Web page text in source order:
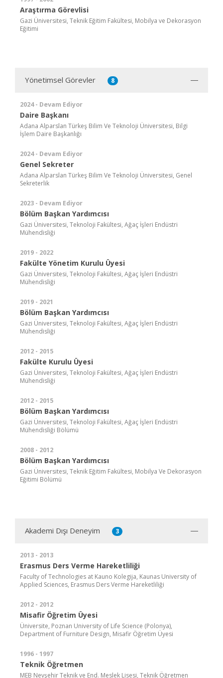
Araştırma Görevlisi
Gazi Üniversitesi, Teknik Eğitim Fakültesi, Mobilya ve Dekorasyon
Eğitimi
Yönetimsel Görevler 8
2024 - Devam Ediyor
Daire Başkanı
Adana Alparslan Türkeş Bilim Ve Teknoloji Üniversitesi, Bilgi
İşlem Daire Başkanlığı
2024 - Devam Ediyor
Genel Sekreter
Adana Alparslan Türkeş Bilim Ve Teknoloji Üniversitesi, Genel
Sekreterlik
2023 - Devam Ediyor
Bölüm Başkan Yardımcısı
Gazi Üniversitesi, Teknoloji Fakültesi, Ağaç İşleri Endüstri
Mühendisliği
2019 - 2022
Fakülte Yönetim Kurulu Üyesi
Gazi Üniversitesi, Teknoloji Fakültesi, Ağaç İşleri Endüstri
Mühendisliği
2019 - 2021
Bölüm Başkan Yardımcısı
Gazi Üniversitesi, Teknoloji Fakültesi, Ağaç İşleri Endüstri
Mühendisliği
2012 - 2015
Fakülte Kurulu Üyesi
Gazi Üniversitesi, Teknoloji Fakültesi, Ağaç İşleri Endüstri
Mühendisliği
2012 - 2015
Bölüm Başkan Yardımcısı
Gazi Üniversitesi, Teknoloji Fakültesi, Ağaç İşleri Endüstri
Mühendisliği Bölümü
2008 - 2012
Bölüm Başkan Yardımcısı
Gazi Üniversitesi, Teknik Eğitim Fakültesi, Mobilya Ve Dekorasyon
Eğitimi Bölümü
Akademi Dışı Deneyim 3
2013 - 2013
Erasmus Ders Verme Hareketliliği
Faculty of Technologies at Kauno Kolegija, Kaunas University of
Applied Sciences, Erasmus Ders Verme Hareketliliği
2012 - 2012
Misafir Öğretim Üyesi
Üniversite, Poznan University of Life Science (Polonya),
Department of Furniture Design, Misafir Öğretim Üyesi
1996 - 1997
Teknik Öğretmen
MEB Nevşehir Teknik ve End. Meslek Lisesi, Teknik Öğretmen